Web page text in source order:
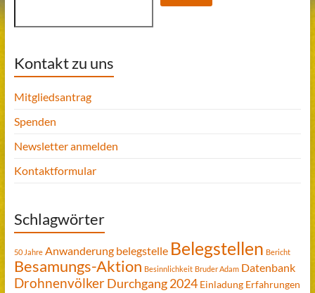
Kontakt zu uns
Mitgliedsantrag
Spenden
Newsletter anmelden
Kontaktformular
Schlagwörter
50 Jahre Anwanderung belegstelle Belegstellen Bericht
Besamungs-Aktion Besinnlichkeit Bruder Adam Datenbank
DrohnenvölkerDurchgang 2024 Einladung Erfahrungen